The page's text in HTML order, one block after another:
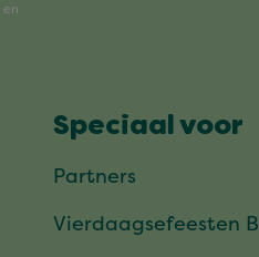
Speciaal voor
Partners
Vierdaagsefeesten